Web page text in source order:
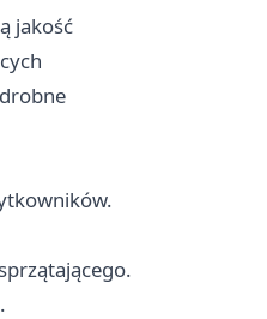
jakość